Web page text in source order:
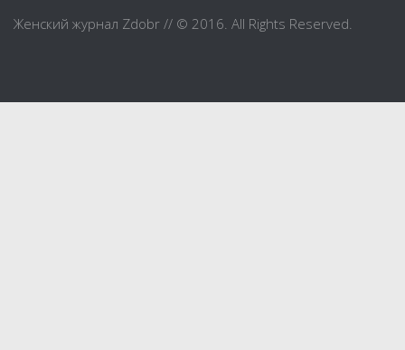
Мода и шоппинг
Свадьба
Женский журнал Zdobr // © 2016. All Rights Reserved.